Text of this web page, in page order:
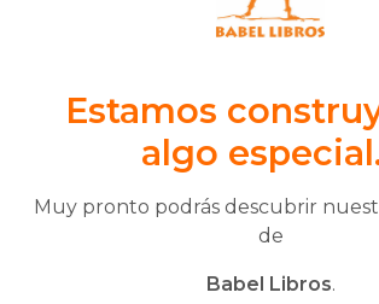
Estamos
algo
Muy pronto podrás descubrir
de
Babel Libros.